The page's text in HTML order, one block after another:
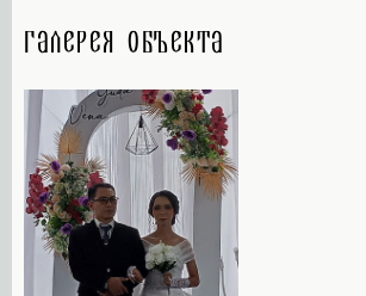
Галерея объекта